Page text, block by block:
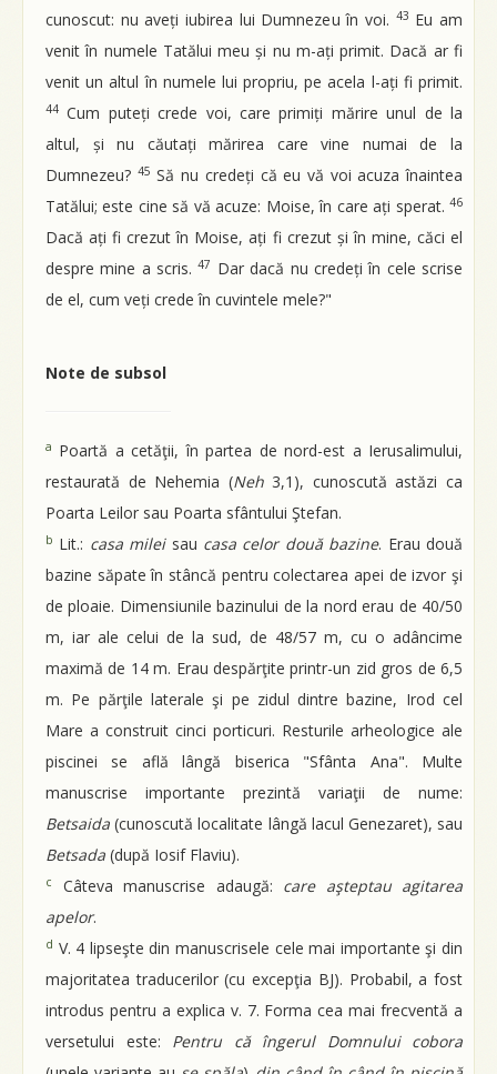
cunoscut: nu aveți iubirea lui Dumnezeu în voi. 43 Eu am
venit în numele Tatălui meu și nu m-ați primit. Dacă ar fi
venit un altul în numele lui propriu, pe acela l-ați fi primit.
44 Cum puteți crede voi, care primiți mărire unul de la
altul, și nu căutați mărirea care vine numai de la
Dumnezeu? 45 Să nu credeți că eu vă voi acuza înaintea
Tatălui; este cine să vă acuze: Moise, în care ați sperat. 46
Dacă ați fi crezut în Moise, ați fi crezut și în mine, căci el
despre mine a scris.47 Dar dacă nu credeți în cele scrise
de el, cum veți crede în cuvintele mele?"
Note de subsol
a Poartă a cetăţii, în partea de nord-est a Ierusalimului,
restaurată de Nehemia (Neh3,1), cunoscută astăzi ca
Poarta Leilor sau Poarta sfântului Ştefan.
b Lit.: casa mileisau casa celor două bazine. Erau două
bazine săpate în stâncă pentru colectarea apei de izvor şi
de ploaie. Dimensiunile bazinului de la nord erau de 40/50
m, iar ale celui de la sud, de 48/57 m, cu o adâncime
maximă de 14 m. Erau despărţite printr-un zid gros de 6,5
m. Pe părţile laterale şi pe zidul dintre bazine, Irod cel
Mare a construit cinci porticuri. Resturile arheologice ale
piscinei se află lângă biserica "Sfânta Ana". Multe
manuscrise importante prezintă variaţii de nume:
Betsaida (cunoscută localitate lângă lacul Genezaret), sau
Betsada (după Iosif Flaviu).
c Câteva manuscrise adaugă: care aşteptau agitarea
apelor.
d V. 4 lipseşte din manuscrisele cele mai importante şi din
majoritatea traducerilor (cu excepţia BJ). Probabil, a fost
introdus pentru a explica v. 7. Forma cea mai frecventă a
versetului este: Pentru că îngerul Domnului cobora